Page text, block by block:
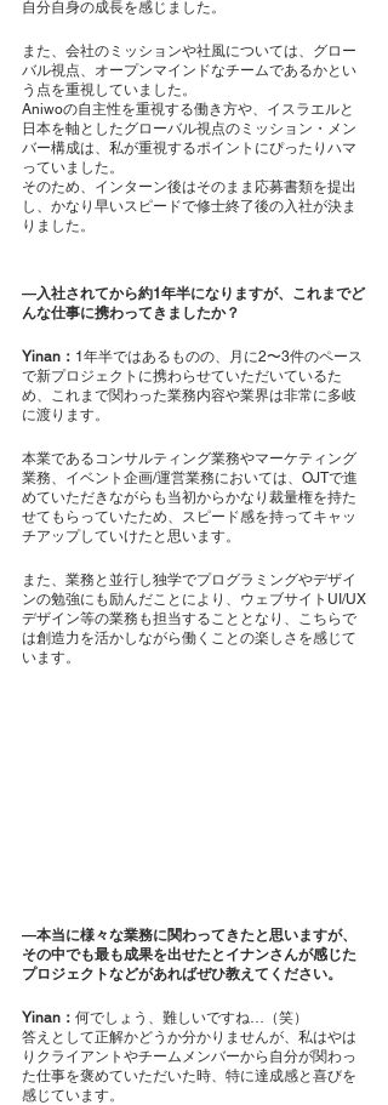
自分自身の成長を感じました。
また、会社のミッションや社風については、グロー
バル視点、オープンマインドなチームであるかとい
う点を重視していました。
Aniwoの自主性を重視する働き方や、イスラエルと
日本を軸としたグローバル視点のミッション・メン
バー構成は、私が重視するポイントにぴったりハマ
っていました。
そのため、インターン後はそのまま応募書類を提出
し、かなり早いスピードで修士終了後の入社が決ま
りました。
―入社されてから約1年半になりますが、これまでど
んな仕事に携わってきましたか？
Yinan： 1年半ではあるものの、月に2〜3件のペース
で新プロジェクトに携わらせていただいているた
め、これまで関わった業務内容や業界は非常に多岐
に渡ります。
本業であるコンサルティング業務やマーケティング
業務、イベント企画/運営業務においては、OJTで進
めていただきながらも当初からかなり裁量権を持た
せてもらっていたため、スピード感を持ってキャッ
チアップしていけたと思います。
また、業務と並行し独学でプログラミングやデザイ
ンの勉強にも励んだことにより、ウェブサイトUI/UX
デザイン等の業務も担当することとなり、こちらで
は創造力を活かしながら働くことの楽しさを感じて
います。
―本当に様々な業務に関わってきたと思いますが、
その中でも最も成果を出せたとイナンさんが感じた
プロジェクトなどがあればぜひ教えてください。
Yinan： 何でしょう、難しいですね…（笑）
答えとして正解かどうか分かりませんが、私はやは
りクライアントやチームメンバーから自分が関わっ
た仕事を褒めていただいた時、特に達成感と喜びを
感じています。